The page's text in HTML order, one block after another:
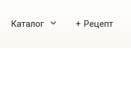
Каталог + Рецепт